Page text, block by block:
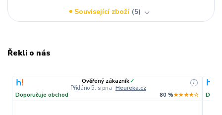
Související zboží 5
Řekli o nás
Ověřený zákazník✓
Přidáno 5. srpna · Heureka.cz
i
Doporučuje obchod 80 %★★★★☆